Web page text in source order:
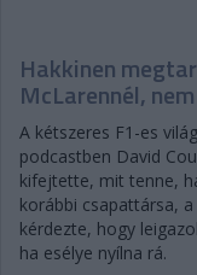
Hakkinen
McLarennél,
A kétszeres F1-es
podcastben David
kifejtette, mit tenne,
korábbi csapattársa,
kérdezte, hogy
ha esélye nyílna rá.